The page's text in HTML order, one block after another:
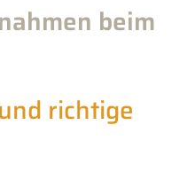
beim
richtige